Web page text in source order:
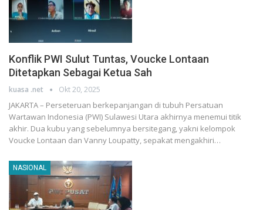
Konflik PWI Sulut Tuntas, Voucke Lontaan
Ditetapkan Sebagai Ketua Sah
kuasa .net Okt 20, 2025
JAKARTA – Perseteruan berkepanjangan di tubuh Persatuan
Wartawan Indonesia (PWI) Sulawesi Utara akhirnya menemui titik
akhir. Dua kubu yang sebelumnya bersitegang, yakni kelompok
Voucke Lontaan dan Vanny Loupatty, sepakat mengakhiri…
NASIONAL